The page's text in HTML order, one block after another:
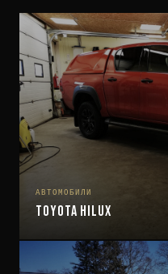
АВТОМОБИЛИ
Toyota Hilux